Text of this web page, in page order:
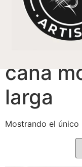
/ Productos
caña
larga
Mostrando el único